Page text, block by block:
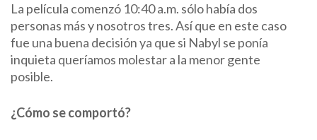
La película comenzó 10:40 a.m. sólo había dos
personas más y nosotros tres. Así que en este caso
fue una buena decisión ya que si Nabyl se ponía
inquieta queríamos molestar a la menor gente
posible.
¿Cómo se comportó?